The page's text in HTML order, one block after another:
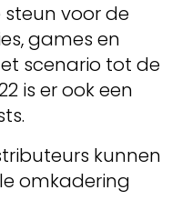
steun voor de
games en
scenario tot de
is er ook een
kunnen
omkadering